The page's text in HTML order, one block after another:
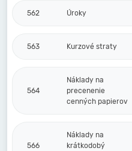
562 Úroky
563 Kurzové straty
564
Náklady na
precenenie
cenných papierov
566
Náklady na
krátkodobý